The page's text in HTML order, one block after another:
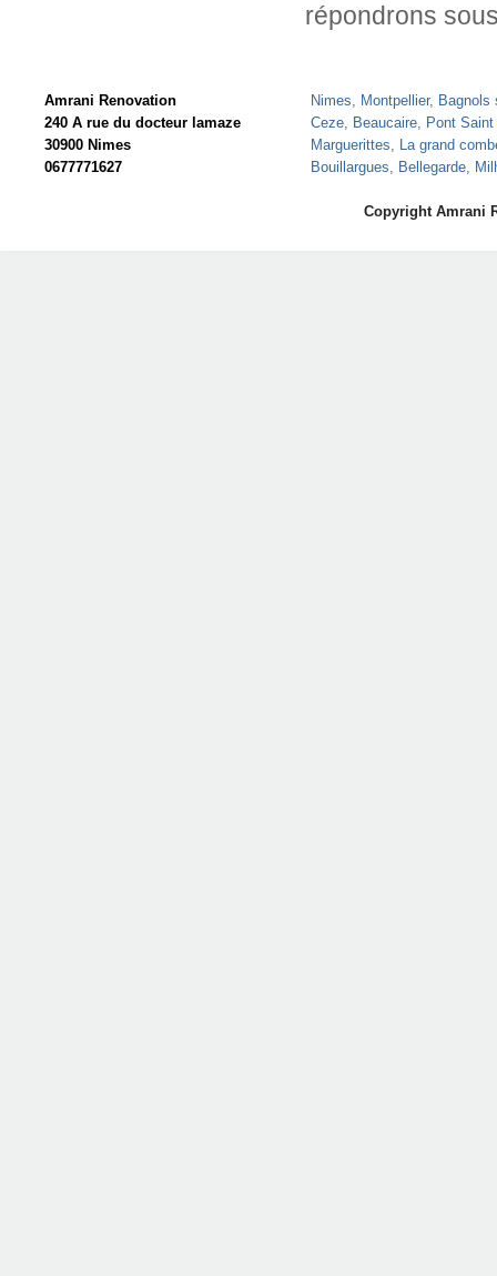
répondrons
Amrani Renovation
240 A rue du docteur lamaze
30900 Nimes
0677771627
Nimes, Montpellier, Bagnols
Ceze, Beaucaire, Pont
Marguerittes, La grand
Bouillargues, Bellegarde,
Copyright Amrani